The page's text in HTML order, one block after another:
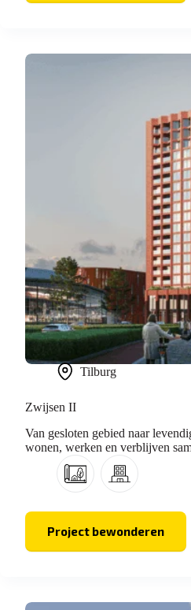
Ministers
Tilburg
Zwijsen II
Van gesloten gebied naar
wonen, werken en verblijven
Project bewonderen
Zwijsen
II